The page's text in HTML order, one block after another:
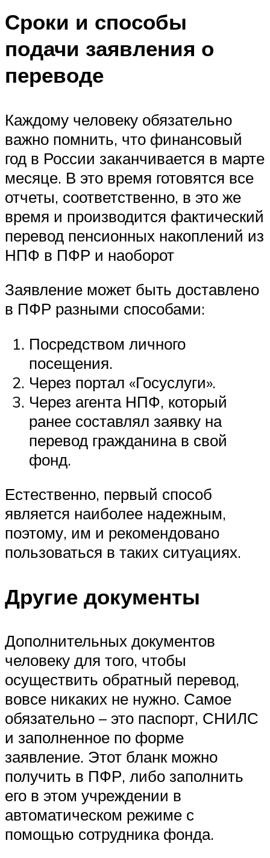
Сроки и способы
подачи заявления о
переводе
Каждому человеку обязательно
важно помнить, что финансовый
год в России заканчивается в марте
месяце. В это время готовятся все
отчеты, соответственно, в это же
время и производится фактический
перевод пенсионных накоплений из
НПФ в ПФР и наоборот
Заявление может быть доставлено
в ПФР разными способами:
Посредством личного
посещения.
Через портал «Госуслуги».
Через агента НПФ, который
ранее составлял заявку на
перевод гражданина в свой
фонд.
Естественно, первый способ
является наиболее надежным,
поэтому, им и рекомендовано
пользоваться в таких ситуациях.
Другие документы
Дополнительных документов
человеку для того, чтобы
осуществить обратный перевод,
вовсе никаких не нужно. Самое
обязательно – это паспорт, СНИЛС
и заполненное по форме
заявление. Этот бланк можно
получить в ПФР, либо заполнить
его в этом учреждении в
автоматическом режиме с
помощью сотрудника фонда.